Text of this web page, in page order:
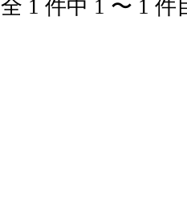
全 1 件中 1 〜 1 件